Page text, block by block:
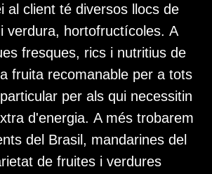
al client té diversos llocs de
verdura, hortofructícoles. A
fresques, rics i nutritius de
fruita recomanable per a tots
per als qui necessitin
d'energia. A més trobarem
del Brasil, mandarines del
de fruites i verdures